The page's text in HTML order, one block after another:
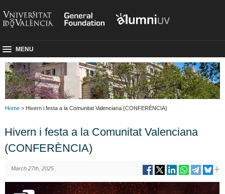
MENU
Home > Hivern i festa a la Comunitat Valenciana (CONFERÈNCIA)
Hivern i festa a la Comunitat Valenciana
(CONFERÈNCIA)
March 27th, 2025